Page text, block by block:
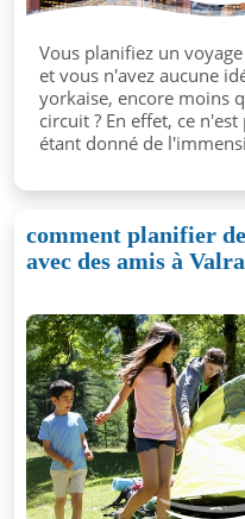
Vous planifiez un
et vous n'avez aucune
yorkaise, encore moins
circuit ? En effet, ce
étant donné de
comment planifier
avec des amis à